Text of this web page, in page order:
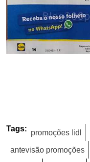
Tags: promoções lidl
antevisão promoções